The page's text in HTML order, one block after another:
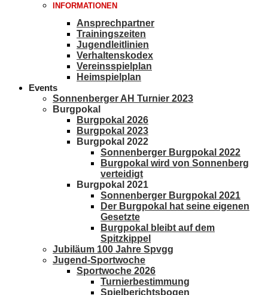
INFORMATIONEN
Ansprechpartner
Trainingszeiten
Jugendleitlinien
Verhaltenskodex
Vereinsspielplan
Heimspielplan
Events
Sonnenberger AH Turnier 2023
Burgpokal
Burgpokal 2026
Burgpokal 2023
Burgpokal 2022
Sonnenberger Burgpokal 2022
Burgpokal wird von Sonnenberg
verteidigt
Burgpokal 2021
Sonnenberger Burgpokal 2021
Der Burgpokal hat seine eigenen
Gesetzte
Burgpokal bleibt auf dem
Spitzkippel
Jubiläum 100 Jahre Spvgg
Jugend-Sportwoche
Sportwoche 2026
Turnierbestimmung
Spielberichtsbogen